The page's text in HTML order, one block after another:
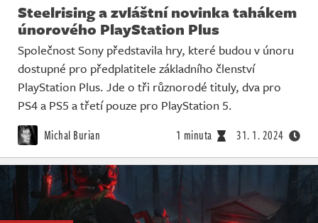
Steelrising a zvláštní novinka tahákem
únorového PlayStation Plus
Společnost Sony představila hry, které budou v únoru
dostupné pro předplatitele základního členství
PlayStation Plus. Jde o tři různorodé tituly, dva pro
PS4 a PS5 a třetí pouze pro PlayStation 5.
Michal Burian 1 minuta 31. 1. 2024